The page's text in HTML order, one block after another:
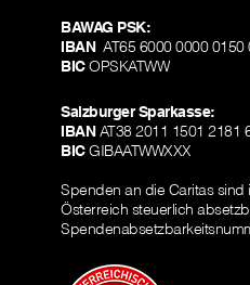
BAWAG PSK:
IBANAT65 6000 0000 0150
BICOPSKATWW
Salzburger Sparkasse:
IBANAT38 2011 1501 2181
BICGIBAATWWXXX
Spenden an die Caritas sind
Österreich steuerlich